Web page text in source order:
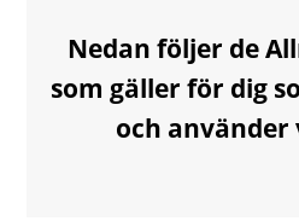
Nedan följer de
som gäller för dig
och